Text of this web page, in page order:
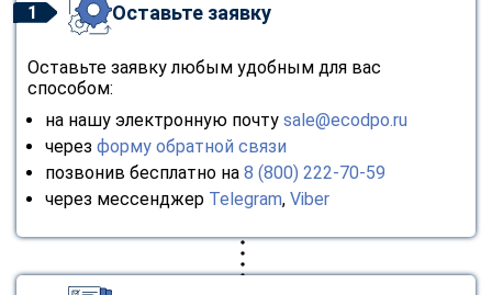
1 Оставьте заявку
Оставьте заявку любым удобным для вас
способом:
на нашу электронную почту sale@ecodpo.ru
через форму обратной связи
позвонив бесплатно на 8 (800) 222-70-59
через мессенджер Telegram, Viber